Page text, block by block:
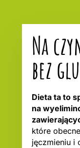
Na
bez
Dieta ta to
na
które
jęczmieniu i